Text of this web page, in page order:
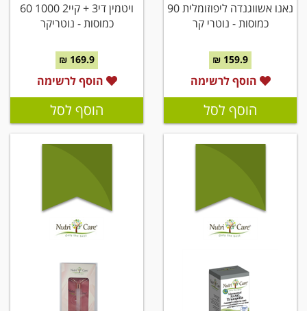
נאנו אשווגנדה ליפוזומלית 90
כמוסות - נוטרי קר
159.9 ₪
הוסף לרשימה
הוסף לסל
ויטמין די3 + קיי2 1000 60
כמוסות - נוטריקר
169.9 ₪
הוסף לרשימה
הוסף לסל